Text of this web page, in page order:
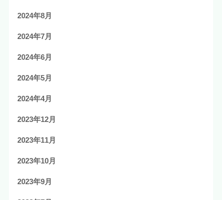
2024年8月
2024年7月
2024年6月
2024年5月
2024年4月
2023年12月
2023年11月
2023年10月
2023年9月